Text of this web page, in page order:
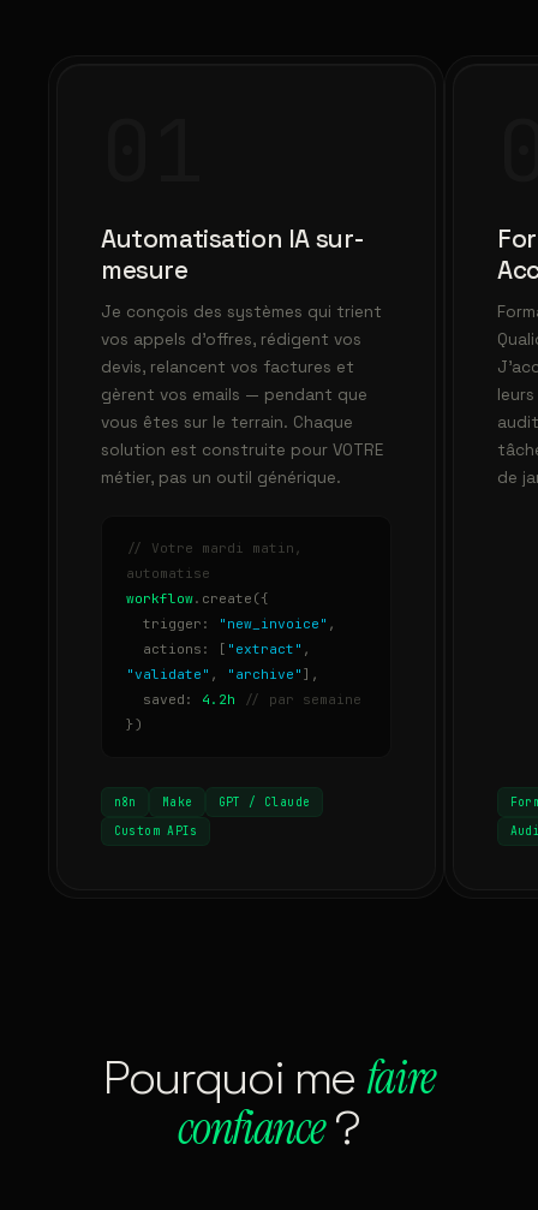
Automatisation IA sur-
mesure
Je conçois des systèmes qui trient
vos appels d'offres, rédigent vos
devis, relancent vos factures et
gèrent vos emails — pendant que
vous êtes sur le terrain. Chaque
solution est construite pour VOTRE
métier, pas un outil générique.
// Votre mardi matin,
automatise
workflow.create({
trigger:
"new_invoice" ,
actions: [ "extract" ,
"validate" , "archive" ],
saved: 4.2h
// par semaine
})
n8n Make
GPT / Claude
Custom APIs
de
Pourquoi me faire
confiance?